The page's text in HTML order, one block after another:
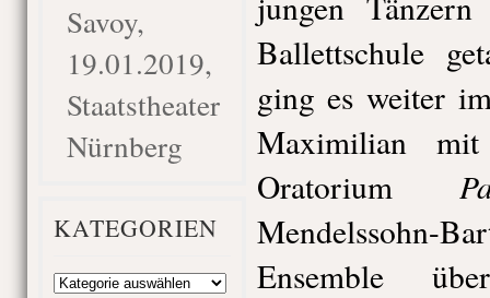
Savoy,
19.01.2019,
Staatstheater
Nürnberg
KATEGORIEN
Kategorien
Ballettschule
ging es weiter
Maximilian
Oratorium
Mendelssohn-
Ensemble